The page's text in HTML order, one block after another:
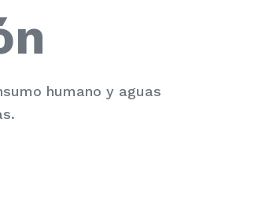
humano y aguas